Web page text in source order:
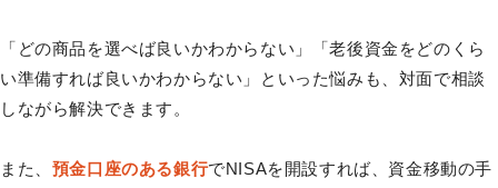
「どの商品を選べば良いかわからない」「老後資金をどのくら
い準備すれば良いかわからない」といった悩みも、対面で相談
しながら解決できます。
また、 預金口座のある銀行でNISAを開設すれば、資金移動の手